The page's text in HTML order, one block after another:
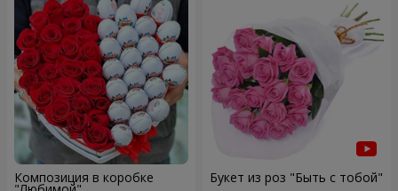
Композиция в коробке Букет из роз "Быть с тобой"